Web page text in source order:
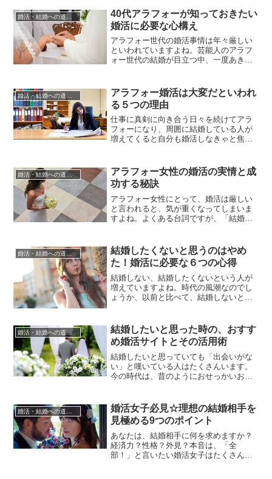
が、婚活を成功させるためには、自分の
世代に合った婚活をすることが大切で
す。婚活は結婚したいと思う人が行う活
動ですが、結婚に求めるものや結婚を
し...
40代アラフォーが知っておきたい
婚活に必要な心構え
アラフォー世代の婚活事情は年々厳しい
といわれていますよね。芸能人のアラフ
ォー世代の結婚が目立つ中、一度あきら
婚、出産のニュースは増えています。し
かし、アラフォーの婚活はイマイチ反響
が悪く、苦戦している方も多いのではな
いでしょうか。しかし、苦戦してい...
アラフォー婚活は大変だといわれ
る５つの理由
仕事に真剣に向き合う日々を続けてアラ
フォーになり、周囲に結婚している人が
増えてくると自分も婚活しなきゃと焦っ
この人となら結婚したいと思える人と愛
情を育んだりする婚活をしなければいけ
ません。世間では婚活への関心や注目度
が高まり、婚活パーティーや婚活を兼...
婚活・結婚への道のり
アラフォー女性の婚活の実情と成
功する秘訣
アラフォー女性にとって、婚活は厳しい
と言われると、気が重くなってしまいま
すよね。よくある台詞ですが、「結婚で
いでしょう。嘘でも何でもなくて、相手
を選ばなければ結婚はきっとできるんで
す。結婚という言葉の前に、「幸せ」と
いう形容詞がついて、幸せな結婚と...
婚活・結婚への道のり
結婚したくないと思うのはやめ
た！婚活に必要な６つの心得
結婚しない、結婚したくないという人が
増えていますよね。時代の風潮なのでし
ょうか、以前と比べて、結婚しないとい
言葉で、経済的な不安が大きくなってい
るということも一因だと考えられます。
一方で、社会的なできごとが、私たちの
気持ちを変えることがあります。東...
婚活・結婚への道のり
結婚したいと思った時の、おすす
め婚活サイトとその活用術
結婚したいと思っていても「出会いがな
い」と嘆いている人はたくさんいます。
今の時代は、昔のようにおせっかいおば
ありません。結婚相手は自分で探すしか
ないのです。しかし学校を出て務める
と、毎日顔を合わせるのは同じ人。とき
めきもないままに時間だけが無常に過...
婚活・結婚への道のり
婚活女子必見☆理想の結婚相手を
見極める9つのポイント
あなたは、結婚相手に何を求めますか？
経済力？性格？外見？本音は、「全
部！」と言いたい婚活女子はたくさんい